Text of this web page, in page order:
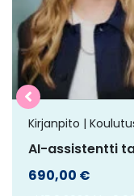
Kirjanpito |
AI-assistentti
690,00 €